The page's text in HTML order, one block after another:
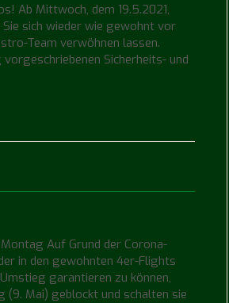
Ab Mittwoch, dem 19.5.2021,
sich wieder wie gewohnt vor
Team verwöhnen lassen.
Sicherheits- und
Auf Grund der Corona-
in den gewohnten 4er-Flights
garantieren zu können,
Mai) geblockt und schalten sie